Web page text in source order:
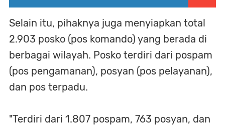
Selain itu, pihaknya juga menyiapkan total
2.903 posko (pos komando) yang berada di
berbagai wilayah. Posko terdiri dari pospam
(pos pengamanan), posyan (pos pelayanan),
dan pos terpadu.
"Terdiri dari 1.807 pospam, 763 posyan, dan